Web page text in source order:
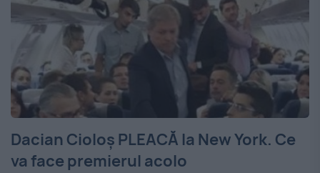
Dacian Cioloș PLEACĂ la New York. Ce
va face premierul acolo